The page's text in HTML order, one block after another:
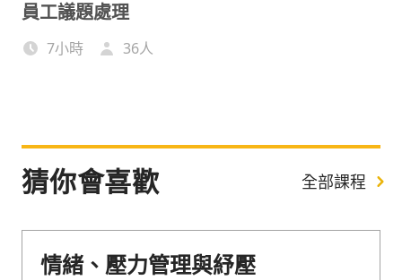
員工議題處理
7小時 36人
猜你會喜歡 全部課程
情緒、壓力管理與紓壓